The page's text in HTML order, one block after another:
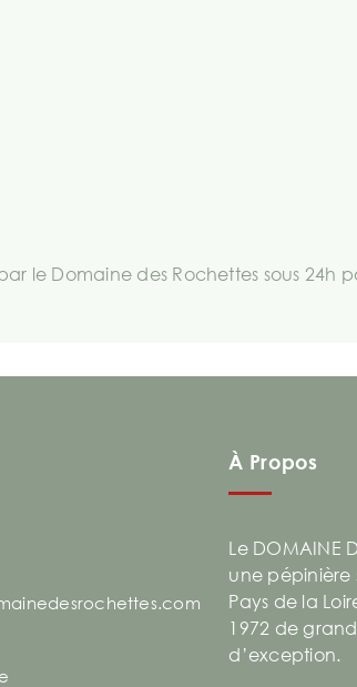
le Domaine des Rochettes sous 24h
À Propos
Le DOMAINE
une
Pays de la
1972 de
d’exception.